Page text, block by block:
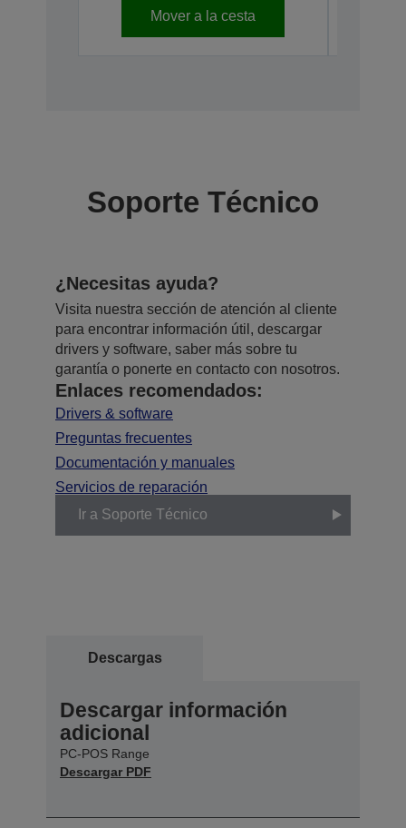
Mover a la cesta
Soporte Técnico
¿Necesitas ayuda?
Visita nuestra sección de atención al cliente
para encontrar información útil, descargar
drivers y software, saber más sobre tu
garantía o ponerte en contacto con nosotros.
Enlaces recomendados:
Drivers & software
Preguntas frecuentes
Documentación y manuales
Servicios de reparación
Ir a Soporte Técnico
Descargas
Descargar información
adicional
PC-POS Range
Descargar PDF